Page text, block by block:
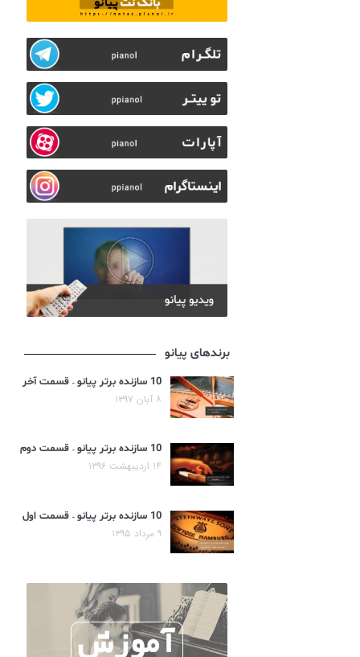
برندهای پیانو
10 سازنده برتر پیانو – قسمت آخر
۸ آبان ۱۳۹۷
10 سازنده برتر پیانو – قسمت دوم
۱۴ اردیبهشت ۱۳۹۶
10 سازنده برتر پیانو – قسمت اول
۹ مرداد ۱۳۹۵